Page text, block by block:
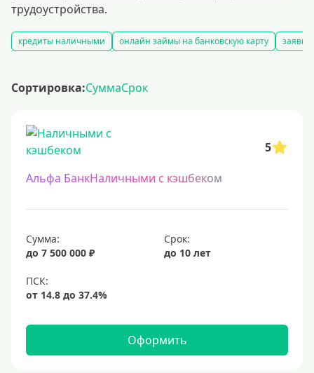
трудоустройства.
кредиты наличными онлайн займы на банковскую карту
Сортировка:СуммаСрок
5
Альфа БанкНаличными с кэшбеком
Сумма:
до 7 500 000 ₽
Срок:
до 10 лет
Оформить